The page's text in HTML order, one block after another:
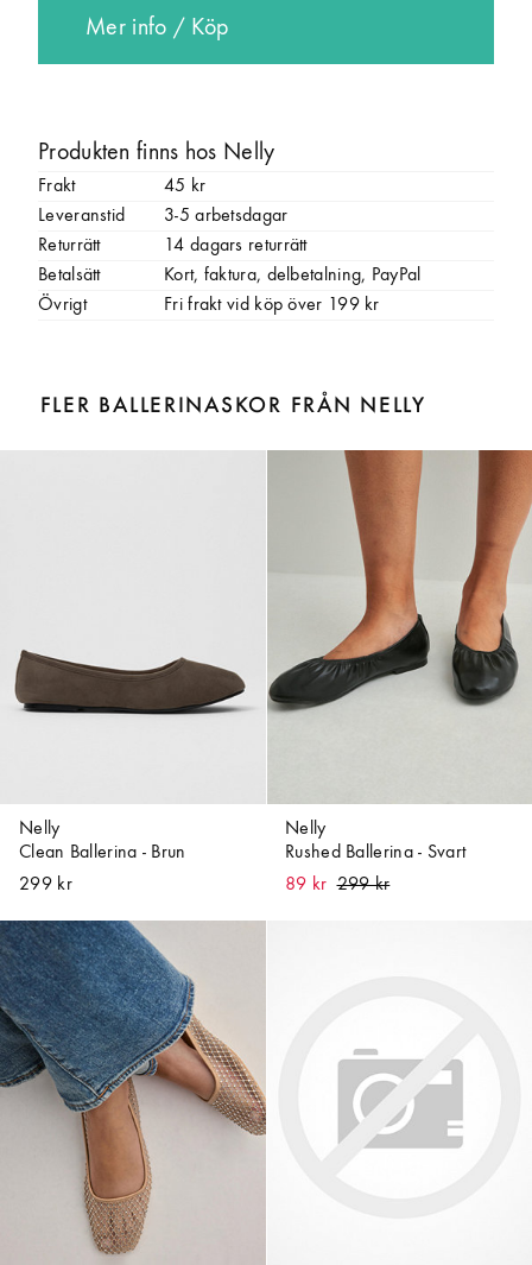
Mer info / Köp
Produkten finns hos Nelly
Frakt
45 kr
Leveranstid
3-5 arbetsdagar
Returrätt
14 dagars returrätt
Betalsätt
Kort, faktura, delbetalning, PayPal
Övrigt
Fri frakt vid köp över 199 kr
FLER BALLERINASKOR FRÅN NELLY
Nelly
Clean Ballerina - Brun
299 kr
Nelly
Rushed Ballerina - Svart
89 kr